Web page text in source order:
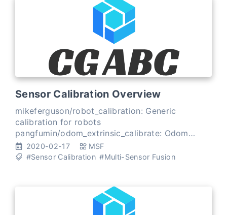
Sensor Calibration Overview
mikeferguson/robot_calibration: Generic
calibration for robots
pangfumin/odom_extrinsic_calibrate: Odom
intrinsic and odom-sensors extrinsic calibration
on SE2 using batch optimization Spatial Hand-
2020-02-17
MSF
#Sensor Calibration #Multi-Sensor Fusion